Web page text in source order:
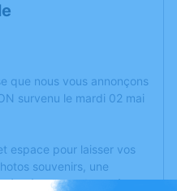
que nous vous annonçons
survenu le mardi 02 mai
espace pour laisser vos
souvenirs, une
à travers des poèmes